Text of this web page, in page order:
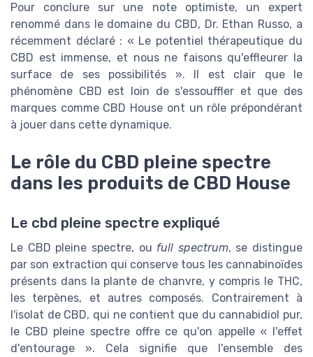
Pour conclure sur une note optimiste, un expert
renommé dans le domaine du CBD, Dr. Ethan Russo, a
récemment déclaré : « Le potentiel thérapeutique du
CBD est immense, et nous ne faisons qu'effleurer la
surface de ses possibilités ». Il est clair que le
phénomène CBD est loin de s'essouffler et que des
marques comme CBD House ont un rôle prépondérant
à jouer dans cette dynamique.
Le rôle du CBD pleine spectre
dans les produits de CBD House
Le cbd pleine spectre expliqué
Le CBD pleine spectre, ou full spectrum, se distingue
par son extraction qui conserve tous les cannabinoïdes
présents dans la plante de chanvre, y compris le THC,
les terpènes, et autres composés. Contrairement à
l'isolat de CBD, qui ne contient que du cannabidiol pur,
le CBD pleine spectre offre ce qu'on appelle « l'effet
d'entourage ». Cela signifie que l'ensemble des